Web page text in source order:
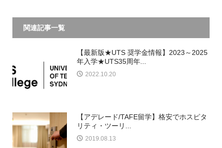
関連記事一覧
【最新版★UTS 奨学金情報】2023～2025
年入学★UTS35周年...
2022.10.20
【アデレード/TAFE留学】格安でホスピタ
リティ・ツーリ...
2019.08.13